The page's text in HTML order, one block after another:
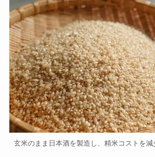
玄米のまま日本酒を製造し、精米コストを